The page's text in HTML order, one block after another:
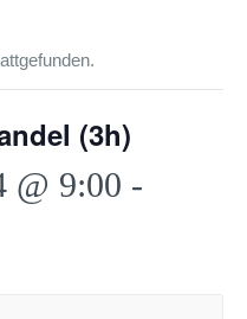
(3h)
@ 9:00 -